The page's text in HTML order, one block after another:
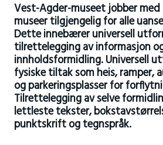
Vest-Agder-museet jobber med
museer tilgjengelig for alle
Dette innebærer universell
tilrettelegging av informasjon
innholdsformidling. Universell
fysiske tiltak som heis, ramper,
og parkeringsplasser for
Tilrettelegging av selve
lettleste tekster,
punktskrift og tegnspråk.